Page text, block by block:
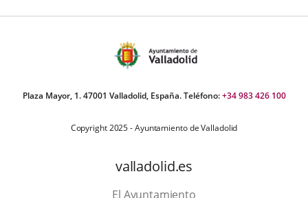
Plaza Mayor, 1. 47001 Valladolid, España. Teléfono:+34 983 426 100
Copyright 2025 - Ayuntamiento de Valladolid
valladolid.es
El Ayuntamiento